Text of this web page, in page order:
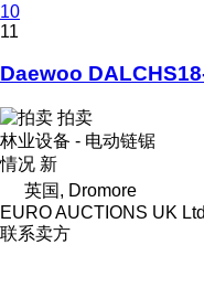
10
11
Daewoo
拍卖
林业设备 - 电动链锯
情况 新
英国, Dromore
EURO AUCTIONS UK Ltd
联系卖方